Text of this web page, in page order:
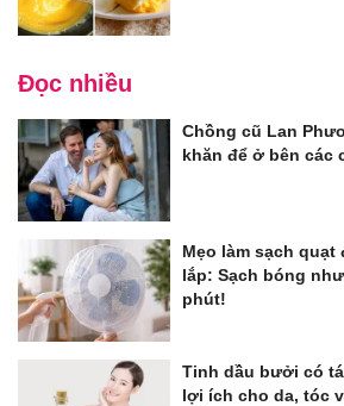
Đọc nhiều
Chồng cũ Lan
khăn để ở bên các
Mẹo làm sạch
lắp: Sạch bóng
phút!
Tinh dầu bưởi có
lợi ích cho da, tóc